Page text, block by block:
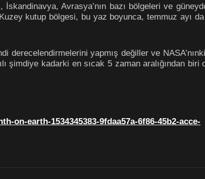
İskandinavya, Avrasya’nın bazı bölgeleri ve
kutup bölgesi, bu yaz boyunca, temmuz ayı
yapmış değiller ve
şimdiye kadarki en sıcak 5 zaman aralığından biri
on-earth-1534345383-9fdaa57a-6f86-45b2-acce-